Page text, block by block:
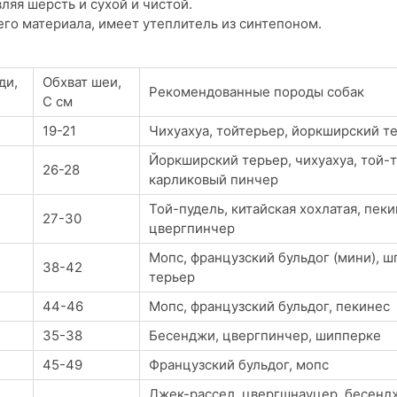
шерсть и сухой и чистой.
материала, имеет утеплитель из синтепоном.
Обхват шеи,
С см
Рекомендованные породы собак
19-21 Чихуахуа, тойтерьер, йоркширский
26-28
Йоркширский терьер, чихуахуа, той-
карликовый пинчер
27-30
Той-пудель, китайская хохлатая,
цвергпинчер
38-42
Мопс, французский бульдог (мини),
терьер
44-46
Мопс, французский бульдог, пекинес
35-38
Бесенджи, цвергпинчер, шипперке
45-49
Французский бульдог, мопс